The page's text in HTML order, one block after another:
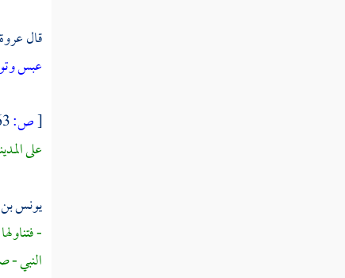
قالعروة
عبس
[ص:
على
يونس
-
النبي -